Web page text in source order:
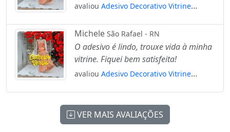
avaliou Adesivo Decorativo Vitrine
Michele São Rafael - RN
O adesivo é lindo, trouxe vida à minha
vitrine. Fiquei bem satisfeita!
avaliou Adesivo Decorativo Vitrine
VER MAIS AVALIAÇÕES